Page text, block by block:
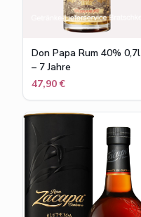
Don Papa Rum 40% 0,7l
– 7 Jahre
47,90 €